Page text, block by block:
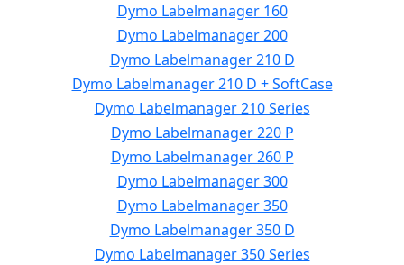
Dymo Labelmanager 160
Dymo Labelmanager 200
Dymo Labelmanager 210 D
Dymo Labelmanager 210 D + SoftCase
Dymo Labelmanager 210 Series
Dymo Labelmanager 220 P
Dymo Labelmanager 260 P
Dymo Labelmanager 300
Dymo Labelmanager 350
Dymo Labelmanager 350 D
Dymo Labelmanager 350 Series